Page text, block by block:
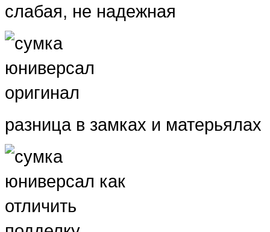
слабая, не надежная
разница в замках и матерьялах